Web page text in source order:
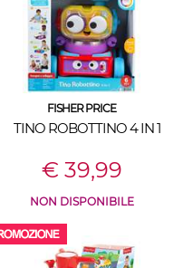
FISHER PRICE
TINO ROBOTTINO 4 IN 1
€ 39,99
NON DISPONIBILE